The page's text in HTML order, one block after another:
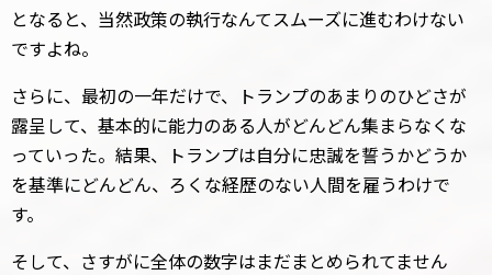
となると、当然政策の執行なんてスムーズに進むわけない
ですよね。
さらに、最初の一年だけで、トランプのあまりのひどさが
露呈して、基本的に能力のある人がどんどん集まらなくな
っていった。結果、トランプは自分に忠誠を誓うかどうか
を基準にどんどん、ろくな経歴のない人間を雇うわけで
す。
そして、さすがに全体の数字はまだまとめられてません